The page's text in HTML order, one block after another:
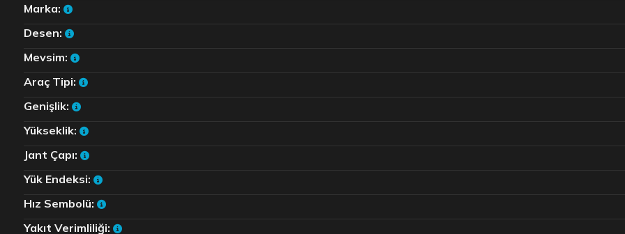
Marka:
Desen:
Mevsim:
Araç Tipi:
Genişlik:
Yükseklik:
Jant Çapı:
Yük Endeksi:
Hız Sembolü:
Yakıt Verimliliği: